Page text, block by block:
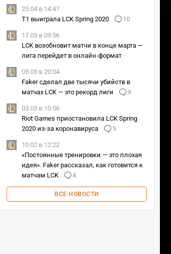
25.04 в 14:47
T1 выиграла LCK Spring 2020
10
17.03 в 09:56
LCK возобновит матчи в конце марта —
лига перейдет в онлайн-формат
05.03 в 20:04
Faker сделал две тысячи убийств в
матчах LCK — это рекорд лиги
9
03.03 в 10:56
Riot Games приостановила LCK Spring
2020 из-за коронавируса
5
10.02 в 12:22
«Постоянные тренировки — это плохая
идея». Faker рассказал, как готовится к
матчам LCK
4
ВСЕ НОВОСТИ